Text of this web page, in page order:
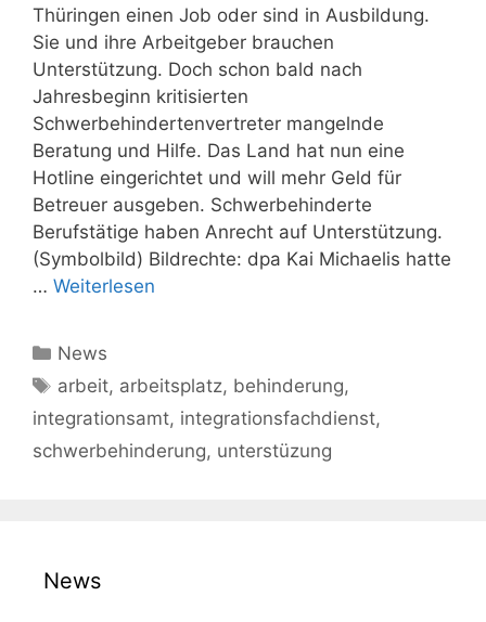
Thüringen einen Job oder sind in Ausbildung.
Sie und ihre Arbeitgeber brauchen
Unterstützung. Doch schon bald nach
Jahresbeginn kritisierten
Schwerbehindertenvertreter mangelnde
Beratung und Hilfe. Das Land hat nun eine
Hotline eingerichtet und will mehr Geld für
Betreuer ausgeben. Schwerbehinderte
Berufstätige haben Anrecht auf Unterstützung.
(Symbolbild) Bildrechte: dpa Kai Michaelis hatte
… Weiterlesen
Kategorien
News
Schlagwörter
arbeit, arbeitsplatz, behinderung,
integrationsamt, integrationsfachdienst,
schwerbehinderung, unterstüzung
News